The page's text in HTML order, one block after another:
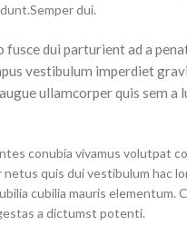
dui.
fusce dui parturient ad a
vestibulum imperdiet
ullamcorper quis sem a
conubia vivamus volutpat
netus quis dui vestibulum hac
cubilia mauris elementum.
a dictumst potenti.